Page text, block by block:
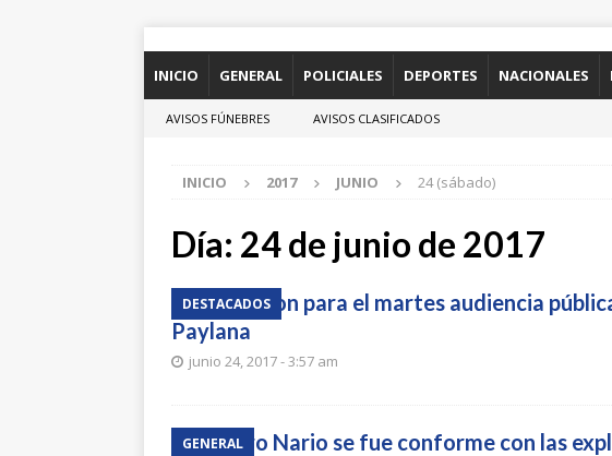
INICIO GENERAL POLICIALES DEPORTES NACIONALES
AVISOS FÚNEBRES AVISOS CLASIFICADOS
INICIO 2017 JUNIO 24 (sábado)
Día: 24 de junio de 2017
DESTACADOS
Confirmaron para el martes audiencia
Paylana
junio 24, 2017 - 3:57 am
GENERAL
Alejandro Nario se fue conforme con las